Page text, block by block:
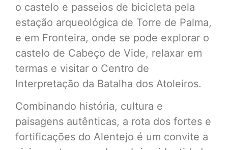
o castelo e passeios de bicicleta pela
estação arqueológica de Torre de Palma,
e em Fronteira, onde se pode explorar o
castelo de Cabeço de Vide, relaxar em
termas e visitar o Centro de
Interpretação da Batalha dos Atoleiros.
Combinando história, cultura e
paisagens autênticas, a rota dos fortes e
fortificações do Alentejo é um convite a